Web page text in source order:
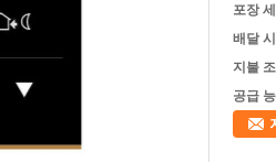
포장
배달
지불
공급